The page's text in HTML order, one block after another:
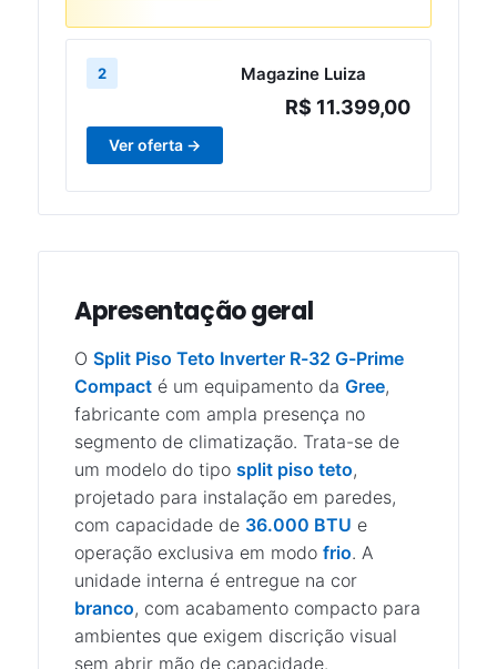
2 Magazine Luiza
R$ 11.399,00
Ver oferta →
Apresentação geral
O Split Piso Teto Inverter R-32 G-Prime
Compact é um equipamento da Gree,
fabricante com ampla presença no
segmento de climatização. Trata-se de
um modelo do tipo split piso teto,
projetado para instalação em paredes,
com capacidade de 36.000 BTU e
operação exclusiva em modo frio. A
unidade interna é entregue na cor
branco, com acabamento compacto para
ambientes que exigem discrição visual
sem abrir mão de capacidade.